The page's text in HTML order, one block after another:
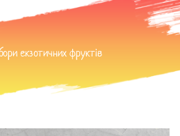
екзотичних фруктів